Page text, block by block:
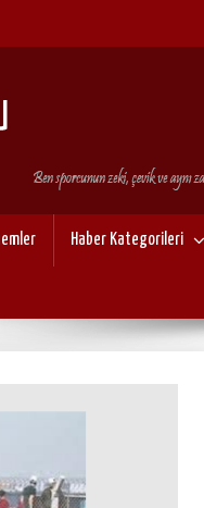
Haber Kategorileri